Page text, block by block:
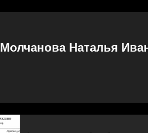
Молчанова Наталья